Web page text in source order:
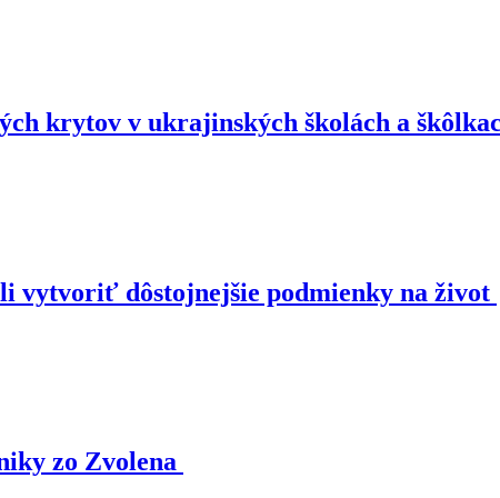
krytov v ukrajinských školách a
vytvoriť dôstojnejšie podmienky na život
zo Zvolena